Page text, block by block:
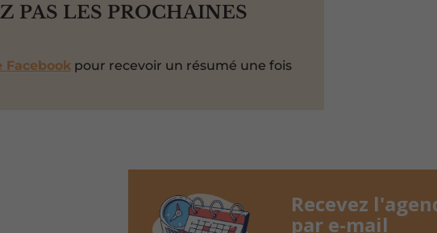
PAS LES PROCHAINES
Facebookpour recevoir un résumé une fois
Recevez
par e-mail